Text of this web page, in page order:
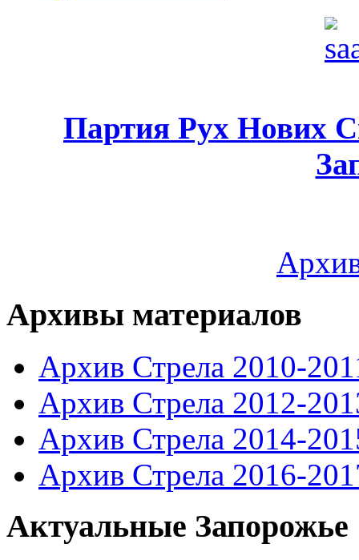
Партия Рух Нових
Архивы материалов
Архив Стрела 2010-
Архив Стрела 2012-
Архив Стрела 2014-
Архив Стрела 2016-
Актуальные Запорожье